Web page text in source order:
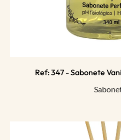
Ref: 347 - Sabonete